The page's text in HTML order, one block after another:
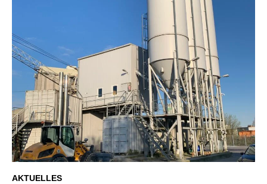
AKTUELLES